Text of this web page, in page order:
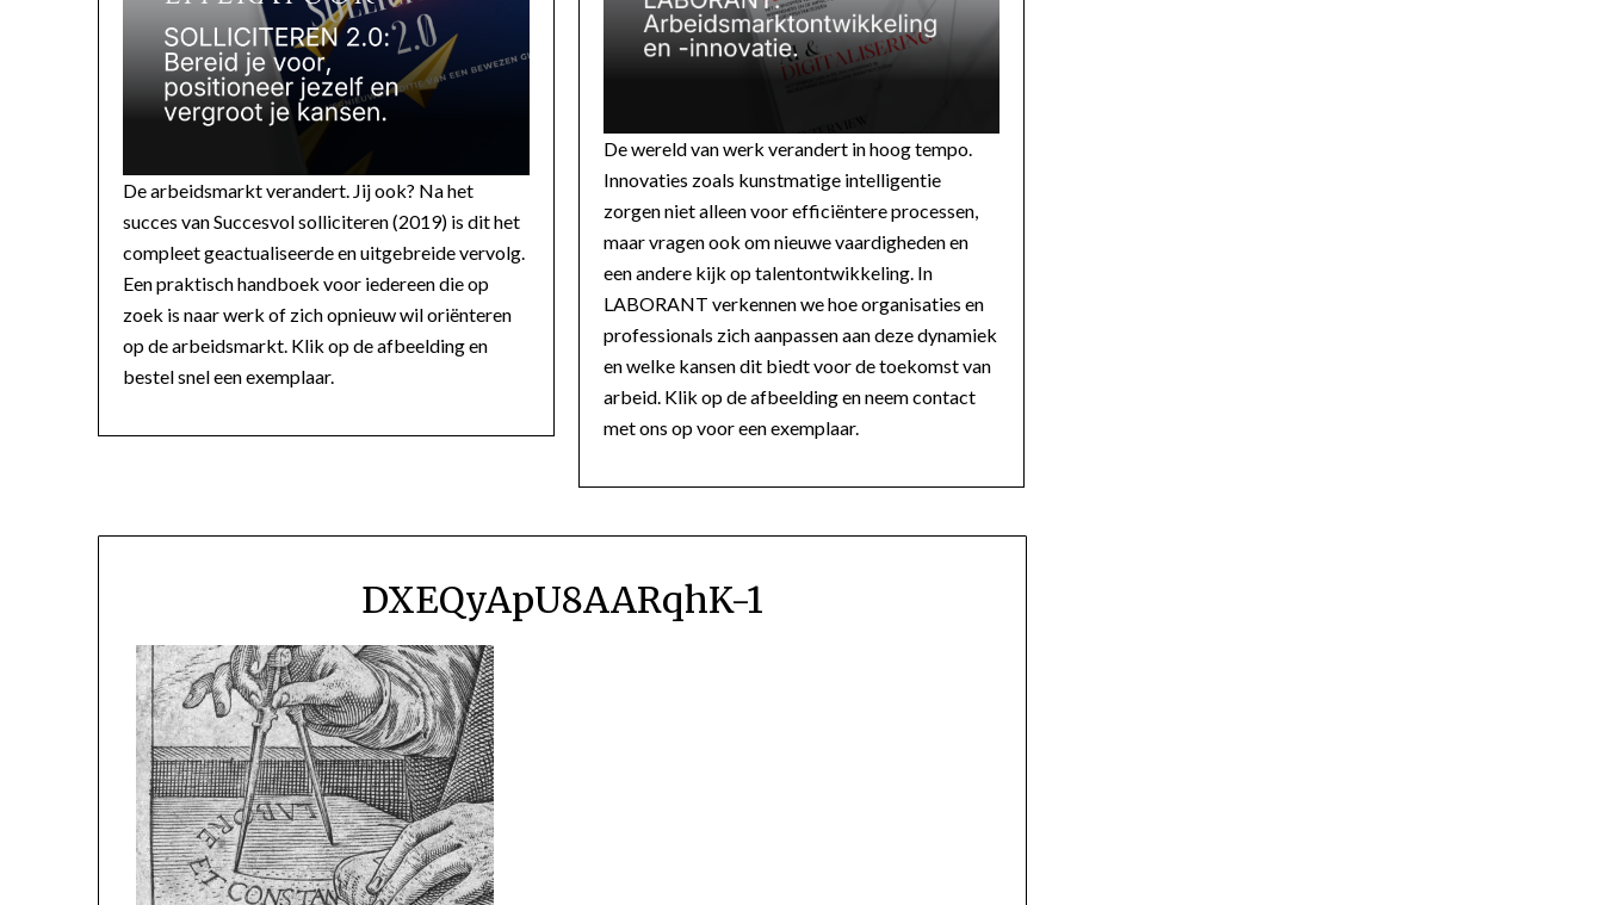
De arbeidsmarkt verandert. Jij ook? Na het
succes van Succesvol solliciteren (2019) is dit het
compleet geactualiseerde en uitgebreide vervolg.
Een praktisch handboek voor iedereen die op
zoek is naar werk of zich opnieuw wil oriënteren
op de arbeidsmarkt. Klik op de afbeelding en
bestel snel een exemplaar.
De wereld van werk verandert in hoog tempo.
Innovaties zoals kunstmatige intelligentie
zorgen niet alleen voor efficiëntere processen,
maar vragen ook om nieuwe vaardigheden en
een andere kijk op talentontwikkeling. In
LABORANT verkennen we hoe organisaties en
professionals zich aanpassen aan deze dynamiek
en welke kansen dit biedt voor de toekomst van
arbeid. Klik op de afbeelding en neem contact
met ons op voor een exemplaar.
DXEQyApU8AARqhK-1